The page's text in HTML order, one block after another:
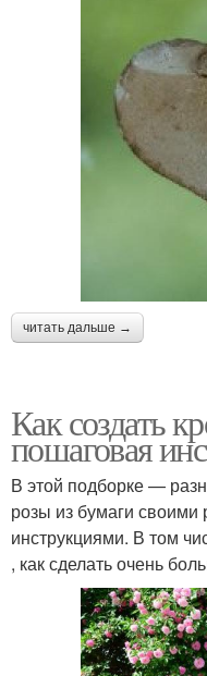
читать дальше →
Как создать
пошаговая
В этой подборке —
розы из бумаги
инструкциями. В том
, как сделать очень